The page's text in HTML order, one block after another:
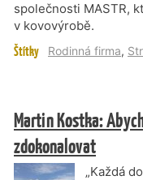
společnosti MASTR,
v kovovýrobě.
Štítky Rodinná firma,
Martin Kostka:
zdokonalovat
„Každá